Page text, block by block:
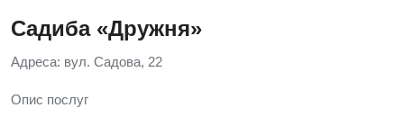
Садиба «Дружня»
Адреса: вул. Садова, 22
Опис послуг